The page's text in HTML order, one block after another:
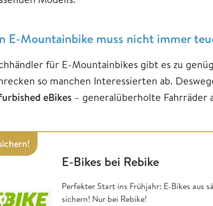
E-Mountainbike muss nicht immer
für E-Mountainbikes gibt es zu
so manchen Interessierten ab.
eBikes – generalüberholte Fahrräder
E-Bikes bei Rebike
Perfekter Start ins Frühjahr: E-Bikes aus
sichern! Nur bei Rebike!